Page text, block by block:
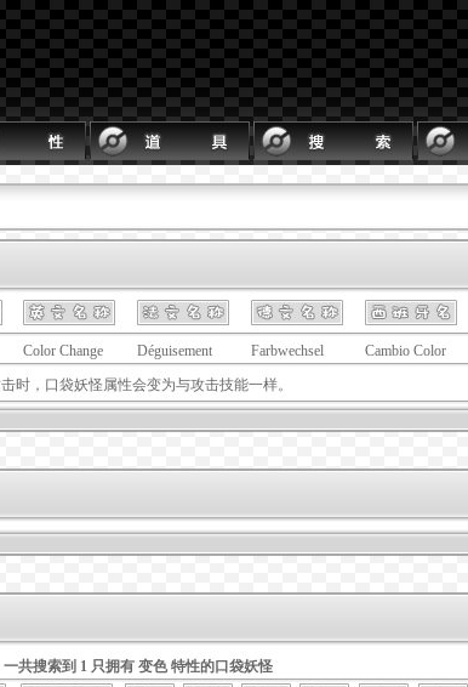
Color Change Déguisement Farbwechsel Cambio Color
时，口袋妖怪属性会变为与攻击技能一样。
一共搜索到 1 只拥有 变色 特性的口袋妖怪